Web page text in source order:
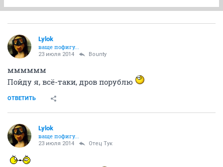
Lylok
ваще пофигу...
23 июля 2014 Bounty
мммммм
Пойду я, всё-таки, дров порублю
ОТВЕТИТЬ
Lylok
ваще пофигу...
23 июля 2014 Отец Тук